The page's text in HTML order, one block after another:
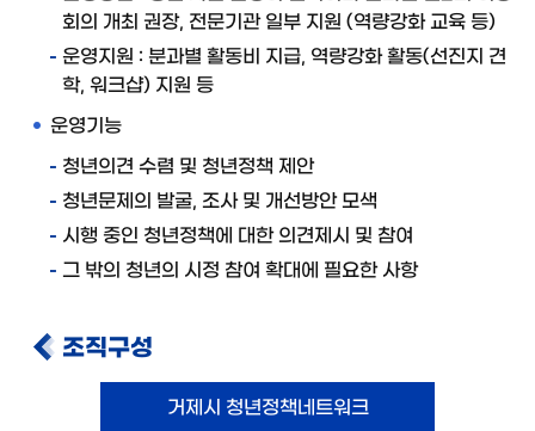
회의 개최 권장, 전문기관 일부 지원 (역량강화 교육 등)
운영지원 : 분과별 활동비 지급, 역량강화 활동(선진지 견
학, 워크샵) 지원 등
운영기능
청년의견 수렴 및 청년정책 제안
청년문제의 발굴, 조사 및 개선방안 모색
시행 중인 청년정책에 대한 의견제시 및 참여
그 밖의 청년의 시정 참여 확대에 필요한 사항
조직구성
거제시 청년정책네트워크